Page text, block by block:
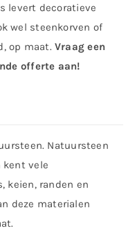
levert decoratieve
wel steenkorven of
op maat. Vraag een
offerte aan!
Natuursteen
kent vele
keien, randen en
deze materialen